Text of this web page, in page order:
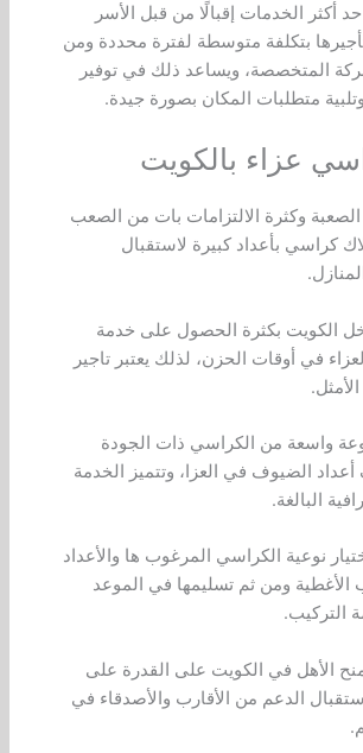
أكثر الخدمات إقبالًا من قبل الأسر
بتكلفة متوسطة لفترة محددة ومن
المتخصصة، ويساعد ذلك في توفير
متطلبات المكان بصورة جيدة.
عزاء بالكويت
وكثرة الالتزامات بات من الصعب
كراسي بأعداد كبيرة لاستقبال
الكويت بكثرة الحصول على خدمة
في أوقات الحزن، لذلك يعتبر تاجير
واسعة من الكراسي ذات الجودة
أعداد الضيوف في العزا، وتتميز الخدمة
البالغة.
نوعية الكراسي المرغوب ها والأعداد
الأغطية ومن ثم تسليمها في الموعد
التركيب.
الأهل في الكويت على القدرة على
الدعم من الأقارب والأصدقاء في